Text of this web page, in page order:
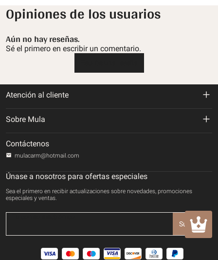
Opiniones de los usuarios
Aún no hay reseñas.
Sé el primero en escribir un comentario.
Atención al cliente
Política de privacidad
Términos de servicio
Método de pago
Sobre Mula
Rastrea tu orden
Contáctenos
Contáctenos
mulacarm@hotmail.com
Únase a nosotros para ofertas especiales
Sea el primero en recibir actualizaciones sobre novedades, promociones
especiales y ventas.
Suscribir